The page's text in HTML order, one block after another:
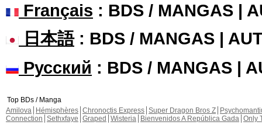
Français : BDS / MANGAS |
日本語: BDS / MANGAS |
Русский : BDS / MANGAS |
Top BDs / Manga
Amilova
Hémisphères Chronoctis Express Super Dragon Bros Z
Connection Sethxfaye Graped Wisteria Bienvenidos A República Gada Only